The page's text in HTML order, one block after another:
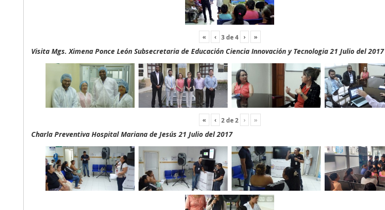
« ‹ 3de4 › »
Visita Mgs. Ximena Ponce León Subsecretaria de Educación Ciencia Innovación y Tecnologia 21 Julio del 2017
« ‹ 2de2 › »
Charla Preventiva Hospital Mariana de Jesús 21 Julio del 2017